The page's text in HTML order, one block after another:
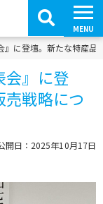
MENU
』に登壇。新たな特産品
会』に登
戦略につ
開日：2025年10月17日